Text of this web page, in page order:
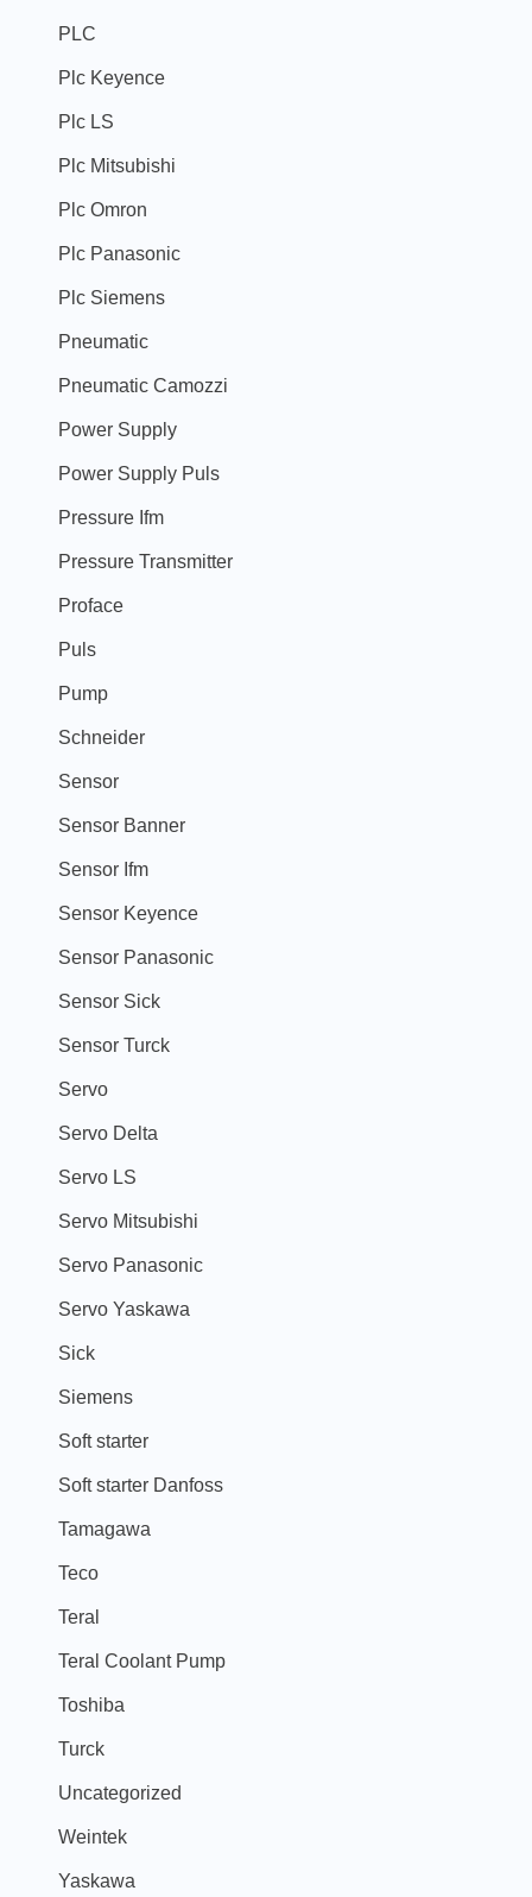
PLC
Plc Keyence
Plc LS
Plc Mitsubishi
Plc Omron
Plc Panasonic
Plc Siemens
Pneumatic
Pneumatic Camozzi
Power Supply
Power Supply Puls
Pressure Ifm
Pressure Transmitter
Proface
Puls
Pump
Schneider
Sensor
Sensor Banner
Sensor Ifm
Sensor Keyence
Sensor Panasonic
Sensor Sick
Sensor Turck
Servo
Servo Delta
Servo LS
Servo Mitsubishi
Servo Panasonic
Servo Yaskawa
Sick
Siemens
Soft starter
Soft starter Danfoss
Tamagawa
Teco
Teral
Teral Coolant Pump
Toshiba
Turck
Uncategorized
Weintek
Yaskawa